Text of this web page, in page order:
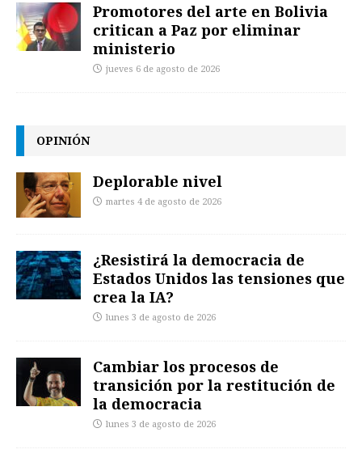
Promotores del arte en Bolivia
critican a Paz por eliminar
ministerio
jueves 6 de agosto de 2026
OPINIÓN
Deplorable nivel
martes 4 de agosto de 2026
¿Resistirá la democracia de
Estados Unidos las tensiones que
crea la IA?
lunes 3 de agosto de 2026
Cambiar los procesos de
transición por la restitución de
la democracia
lunes 3 de agosto de 2026